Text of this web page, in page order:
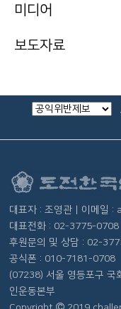
미디어
보도자료
대표자 : 조영관 | 이메일
대표전화 : 02-3775-0708 |
후원문의 및 상담 : 02-
공식폰 : 010-7181-0708
(07238) 서울 영등포구 국
인운동본부